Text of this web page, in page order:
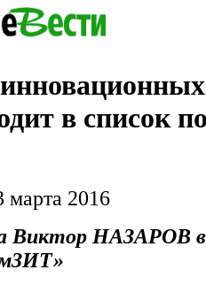
в список
марта 2016
Виктор НАЗАРОВ